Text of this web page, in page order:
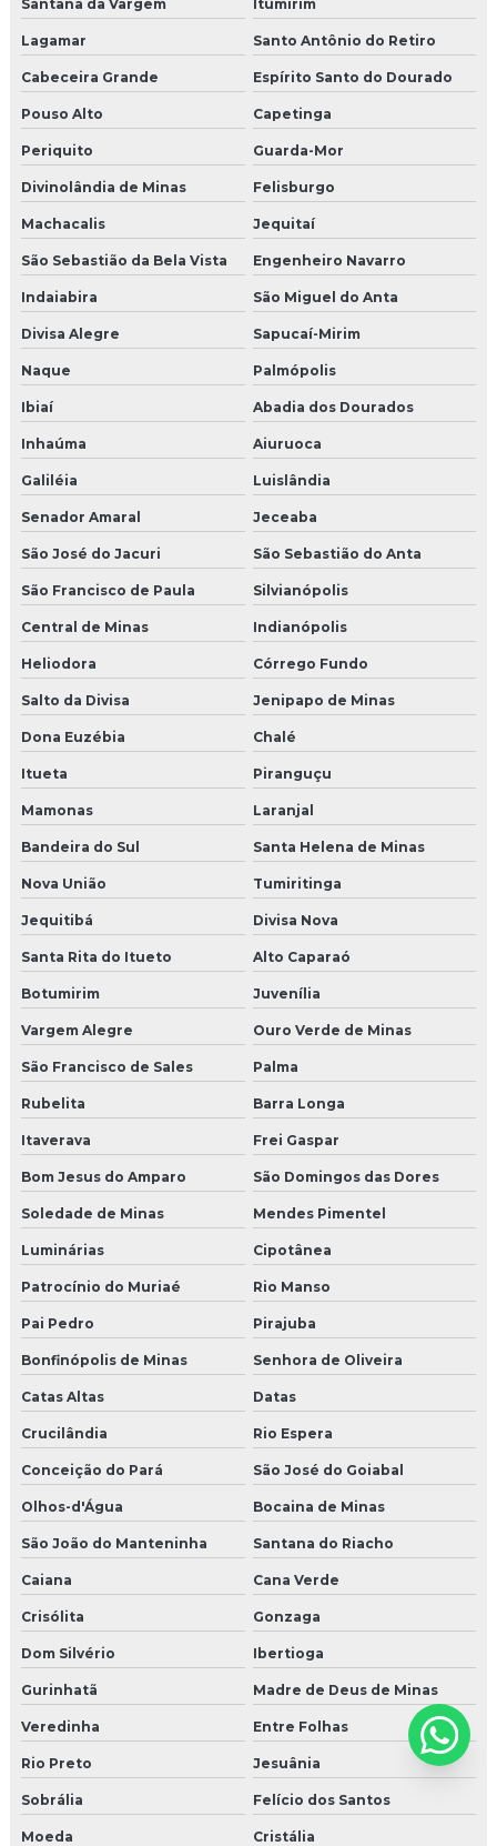
Santana da Vargem Itumirim
Lagamar Santo Antônio do Retiro
Cabeceira Grande Espírito Santo do Dourado
Pouso Alto Capetinga
Periquito Guarda-Mor
Divinolândia de Minas Felisburgo
Machacalis Jequitaí
São Sebastião da Bela Vista Engenheiro Navarro
Indaiabira São Miguel do Anta
Divisa Alegre Sapucaí-Mirim
Naque Palmópolis
Ibiaí Abadia dos Dourados
Inhaúma Aiuruoca
Galiléia Luislândia
Senador Amaral Jeceaba
São José do Jacuri São Sebastião do Anta
São Francisco de Paula Silvianópolis
Central de Minas Indianópolis
Heliodora Córrego Fundo
Salto da Divisa Jenipapo de Minas
Dona Euzébia Chalé
Itueta Piranguçu
Mamonas Laranjal
Bandeira do Sul Santa Helena de Minas
Nova União Tumiritinga
Jequitibá Divisa Nova
Santa Rita do Itueto Alto Caparaó
Botumirim Juvenília
Vargem Alegre Ouro Verde de Minas
São Francisco de Sales Palma
Rubelita Barra Longa
Itaverava Frei Gaspar
Bom Jesus do Amparo São Domingos das Dores
Soledade de Minas Mendes Pimentel
Luminárias Cipotânea
Patrocínio do Muriaé Rio Manso
Pai Pedro Pirajuba
Bonfinópolis de Minas Senhora de Oliveira
Catas Altas Datas
Crucilândia Rio Espera
Conceição do Pará São José do Goiabal
Olhos-d'Água Bocaina de Minas
São João do Manteninha Santana do Riacho
Caiana Cana Verde
Crisólita Gonzaga
Dom Silvério Ibertioga
Gurinhatã Madre de Deus de Minas
Veredinha Entre Folhas
Rio Preto Jesuânia
Sobrália Felício dos Santos
Moeda Cristália